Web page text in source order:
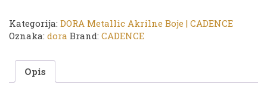
|
151
50ml
količina
Kategorija: DORA Metallic Akrilne Boje | CADENCE
Oznaka: dora Brand: CADENCE
Opis